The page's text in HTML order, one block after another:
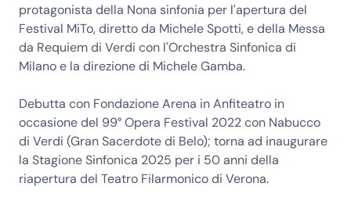
protagonista della Nona sinfonia per l'apertura del
Festival MiTo, diretto da Michele Spotti, e della Messa
da Requiem di Verdi con l'Orchestra Sinfonica di
Milano e la direzione di Michele Gamba.
Debutta con Fondazione Arena in Anfiteatro in
occasione del 99° Opera Festival 2022 con Nabucco
di Verdi (Gran Sacerdote di Belo); torna ad inaugurare
la Stagione Sinfonica 2025 per i 50 anni della
riapertura del Teatro Filarmonico di Verona.